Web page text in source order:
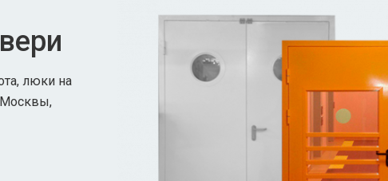
люки на
Москвы,